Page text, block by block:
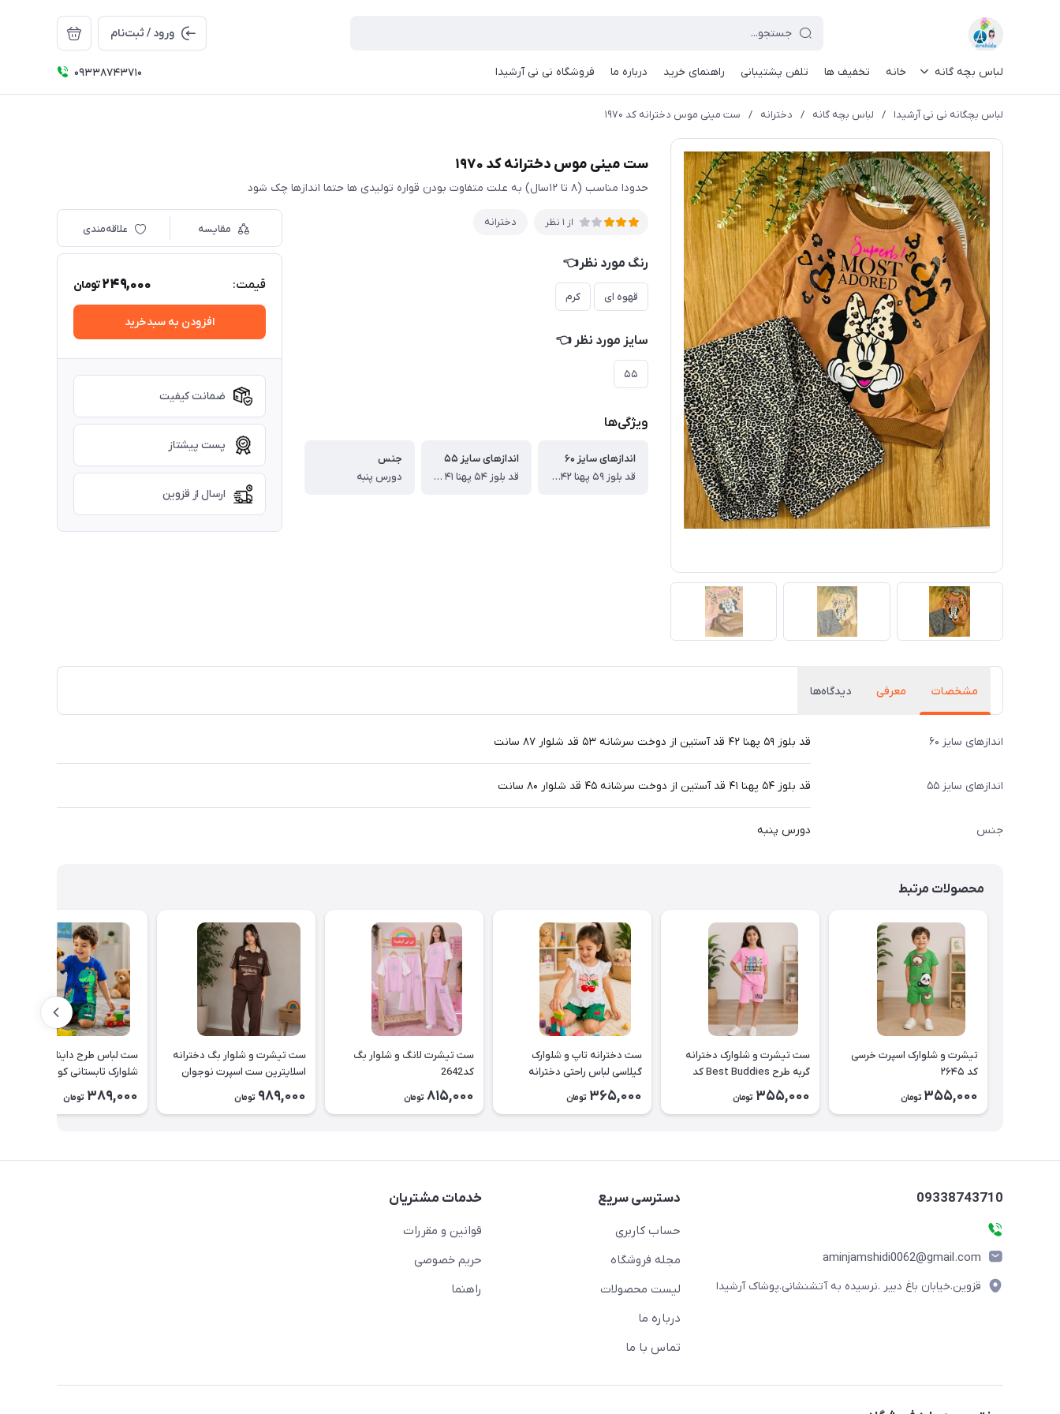
ورود / ثبت‌نام
لباس بچه گانه خانه تخفیف ها تلفن پشتیبانی راهنمای خرید درباره ما فروشگاه نی نی آرشیدا 09338743710
لباس بچگانه نی نی آرشیدا / لباس بچه گانه / دخترانه / ست مینی موس دخترانه کد ۱۹۷۰
ست مینی موس دخترانه کد ۱۹۷۰
حدودا مناسب (۸ تا ۱۲سال) به علت متفاوت بودن قواره تولیدی ها حتما اندازها چک شود
از 1 نظر دخترانه
رنگ مورد نظر👈
قهوه ای کرم
سایز مورد نظر 👈
۵۵
ویژگی‌ها
اندازهای سایز ۶۰
قد بلوز ۵۹ پهنا ۴۲ قد آستین از دوخت سرشانه ۵۳ قد شلوار ۸۷ سانت
اندازهای سایز ۵۵
قد بلوز ۵۴ پهنا ۴۱ قد آستین از دوخت سرشانه ۴۵ قد شلوار ۸۰ سانت
جنس
دورس پنبه
مقایسه علاقه‌مندی
قیمت: 249,000تومان
افزودن به سبدخرید
ضمانت کیفیت
پست پیشتاز
ارسال از قزوین
مشخصات معرفی دیدگاه‌ها
اندازهای سایز ۶۰ قد بلوز ۵۹ پهنا ۴۲ قد آستین از دوخت سرشانه ۵۳ قد شلوار ۸۷ سانت
اندازهای سایز ۵۵ قد بلوز ۵۴ پهنا ۴۱ قد آستین از دوخت سرشانه ۴۵ قد شلوار ۸۰ سانت
جنس دورس پنبه
محصولات مرتبط
تیشرت و شلوارک اسپرت خرسی
کد ۲۶۴۵
355,000 تومان
ست تیشرت و شلوارک دخترانه
گربه طرح Best Buddies کد
355,000 تومان
ست دخترانه تاپ و شلوارک
گیلاسی لباس راحتی دخترانه
365,000 تومان
ست تیشرت لانگ و شلوار بگ
کد2642
815,000 تومان
ست تیشرت و شلوار بگ دخترانه
اسلایترین ست اسپرت نوجوان
989,000 تومان
شلوارک تابستانی کودک کد ۲۶۳۸
389,000 تومان
09338743710
aminjamshidi0062@gmail.com
قزوین.خیابان باغ دبیر .نرسیده به آتشنشانی.پوشاک آرشیدا
دسترسی سریع
حساب کاربری
مجله فروشگاه
لیست محصولات
درباره ما
تماس با ما
خدمات مشتریان
قوانین و مقررات
حریم خصوصی
راهنما